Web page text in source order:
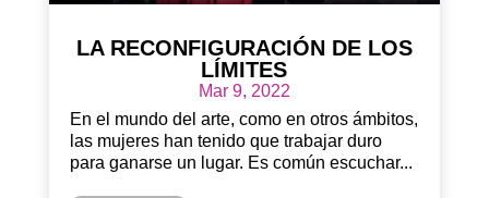
LA RECONFIGURACIÓN DE LOS
LÍMITES
Mar 9, 2022
En el mundo del arte, como en otros ámbitos,
las mujeres han tenido que trabajar duro
para ganarse un lugar. Es común escuchar...